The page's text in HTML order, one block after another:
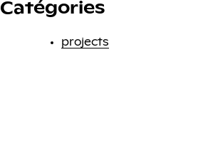
Catégories
projects